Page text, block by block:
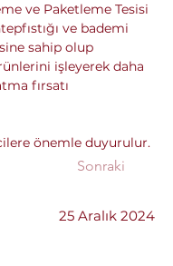
Sonraki
ve Paketleme Tesisi
ve bademi
sahip olup
işleyerek daha
fırsatı
önemle duyurulur.
25 Aralık 2024